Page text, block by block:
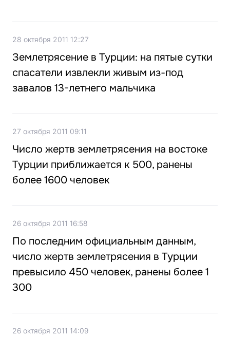
28 октября 2011 12:27
Землетрясение в Турции: на пятые сутки
спасатели извлекли живым из-под
завалов 13-летнего мальчика
27 октября 2011 09:11
Число жертв землетрясения на востоке
Турции приближается к 500, ранены
более 1600 человек
26 октября 2011 16:58
По последним официальным данным,
число жертв землетрясения в Турции
превысило 450 человек, ранены более 1
300
26 октября 2011 14:09